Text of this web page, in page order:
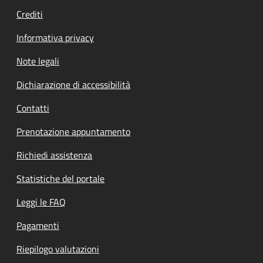
Crediti
Informativa privacy
Note legali
Dichiarazione di accessibilità
Contatti
Prenotazione appuntamento
Richiedi assistenza
Statistiche del portale
Leggi le FAQ
Pagamenti
Riepilogo valutazioni